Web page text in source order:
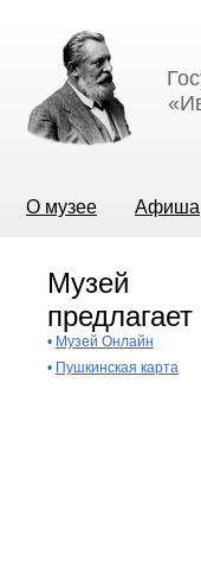
О музее Афиша
Музей
предлагает
• Музей Онлайн
• Пушкинская карта